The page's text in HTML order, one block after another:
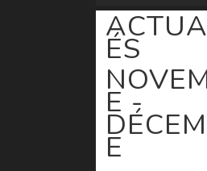
ÉS
E -
E